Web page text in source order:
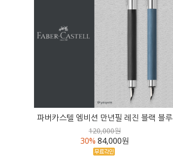
파버카스텔 엠비션 만년필 레진 블랙 블루
120,000원
30% 84,000원